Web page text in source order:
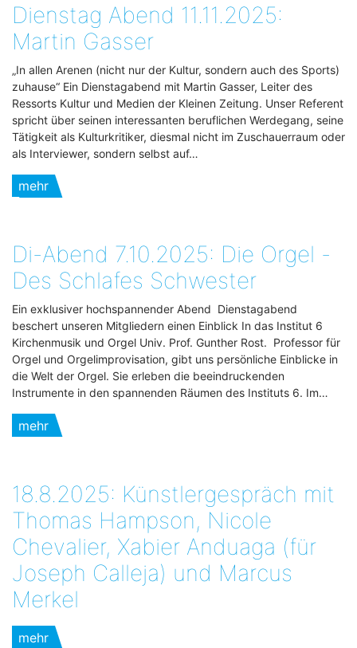
Dienstag Abend 11.11.2025:
Martin Gasser
„In allen Arenen (nicht nur der Kultur, sondern auch des Sports)
zuhause“ Ein Dienstagabend mit Martin Gasser, Leiter des
Ressorts Kultur und Medien der Kleinen Zeitung. Unser Referent
spricht über seinen interessanten beruflichen Werdegang, seine
Tätigkeit als Kulturkritiker, diesmal nicht im Zuschauerraum oder
als Interviewer, sondern selbst auf…
mehr
Di-Abend 7.10.2025: Die Orgel -
Des Schlafes Schwester
Ein exklusiver hochspannender Abend Dienstagabend
beschert unseren Mitgliedern einen Einblick In das Institut 6
Kirchenmusik und Orgel Univ. Prof. Gunther Rost. Professor für
Orgel und Orgelimprovisation, gibt uns persönliche Einblicke in
die Welt der Orgel. Sie erleben die beeindruckenden
Instrumente in den spannenden Räumen des Instituts 6. Im…
mehr
18.8.2025: Künstlergespräch mit
Thomas Hampson, Nicole
Chevalier, Xabier Anduaga (für
Joseph Calleja) und Marcus
Merkel
mehr